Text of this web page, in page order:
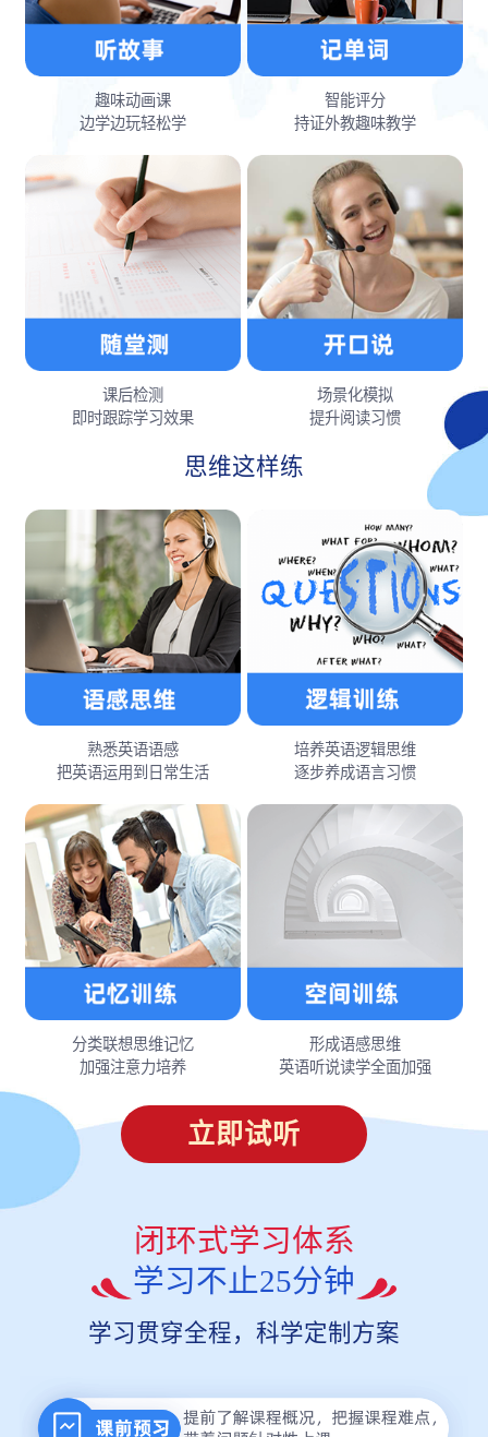
趣味动画课
边学边玩轻松学
智能评分
持证外教趣味教学
课后检测
即时跟踪学习效果
场景化模拟
提升阅读习惯
思维这样练
熟悉英语语感
把英语运用到日常生活
培养英语逻辑思维
逐步养成语言习惯
分类联想思维记忆
加强注意力培养
形成语感思维
英语听说读学全面加强
立即试听
闭环式学习体系
学习不止25分钟
学习贯穿全程，科学定制方案